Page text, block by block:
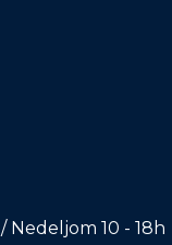
Nedeljom 10 - 18h